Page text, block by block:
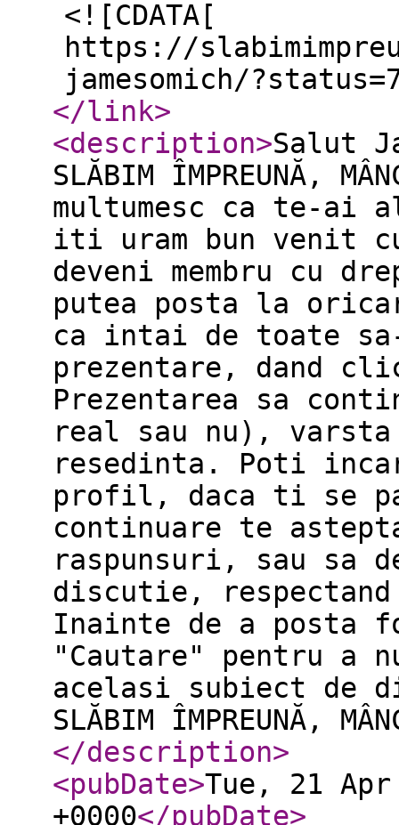
<![CDATA[
https://
jamesomich/
</link>
<description>Salut
SLĂBIM ÎMPREUNĂ,
multumesc ca te-ai
iti uram bun venit
deveni membru cu
putea posta la
ca intai de toate
prezentare, dand
Prezentarea sa
real sau nu),
resedinta. Poti
profil, daca ti se
continuare te
raspunsuri, sau sa
discutie,
Inainte de a posta
"Cautare" pentru a
acelasi subiect de
SLĂBIM ÎMPREUNĂ,
</description>
<pubDate>Tue, 21
+0000</pubDate>